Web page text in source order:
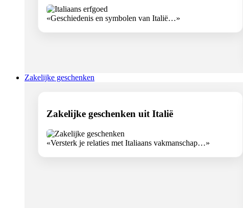
«Geschiedenis en symbolen van Italië…»
Zakelijke geschenken
Zakelijke geschenken uit Italië
«Versterk je relaties met Italiaans vakmanschap…»